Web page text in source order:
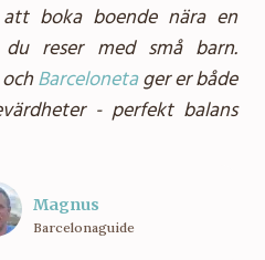
att boka boende nära en
reser med små barn.
Barcelonetager er både
- perfekt balans
Magnus
Barcelonaguide